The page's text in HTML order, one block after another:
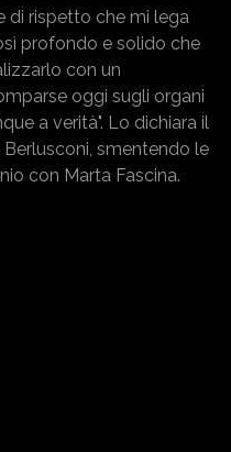
di rispetto che mi lega
profondo e solido che
con un
oggi sugli organi
a verità". Lo dichiara il
smentendo le
con Marta Fascina.